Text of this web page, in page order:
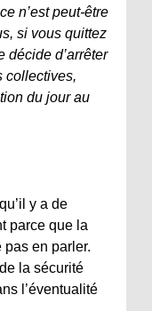
n’est peut-être
si vous quittez
décide d’arrêter
collectives,
du jour au
y a de
parce que la
pas en parler.
la sécurité
l’éventualité